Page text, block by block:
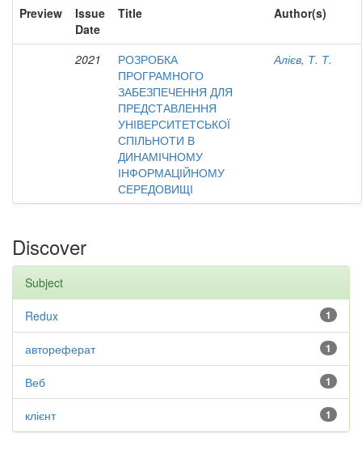
Preview
Issue
Date
Title Author(s)
2021
РОЗРОБКА
ПРОГРАМНОГО
ЗАБЕЗПЕЧЕННЯ ДЛЯ
ПРЕДСТАВЛЕННЯ
УНІВЕРСИТЕТСЬКОЇ
СПІЛЬНОТИ В
ДИНАМІЧНОМУ
ІНФОРМАЦІЙНОМУ
СЕРЕДОВИЩІ
Алієв, Т. Т.
Discover
Subject
1
Redux
1
автореферат
1
Веб
1
клієнт